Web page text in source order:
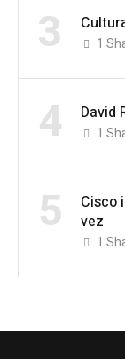
3 1
4 David
1
5
Cisco
vez
1